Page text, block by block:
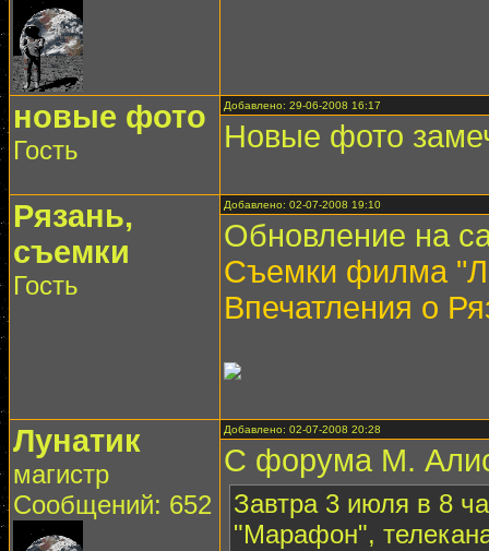
новые фото
Гость
Добавлено: 29-06-2008 16:17
Новые фото
Рязань,
съемки
Гость
Добавлено: 02-07-2008 19:10
Обновление на
Съемки филма
Впечатления о
Лунатик
магистр
Сообщений: 652
Добавлено: 02-07-2008 20:28
C форума М.
Завтра 3 июля в 8
"Марафон",